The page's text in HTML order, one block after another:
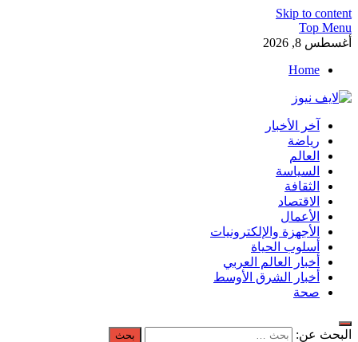
Skip to content
Top Menu
أغسطس 8, 2026
Home
لايف نيوز
آخر الأخبار العاجلة لحظة بلحظة من العالم العربي والعالم
آخر الأخبار
رياضة
العالم
السياسة
الثقافة
الاقتصاد
الأعمال
الأجهزة والإلكترونيات
أسلوب الحياة
أخبار العالم العربي
أخبار الشرق الأوسط
صحة
البحث عن: